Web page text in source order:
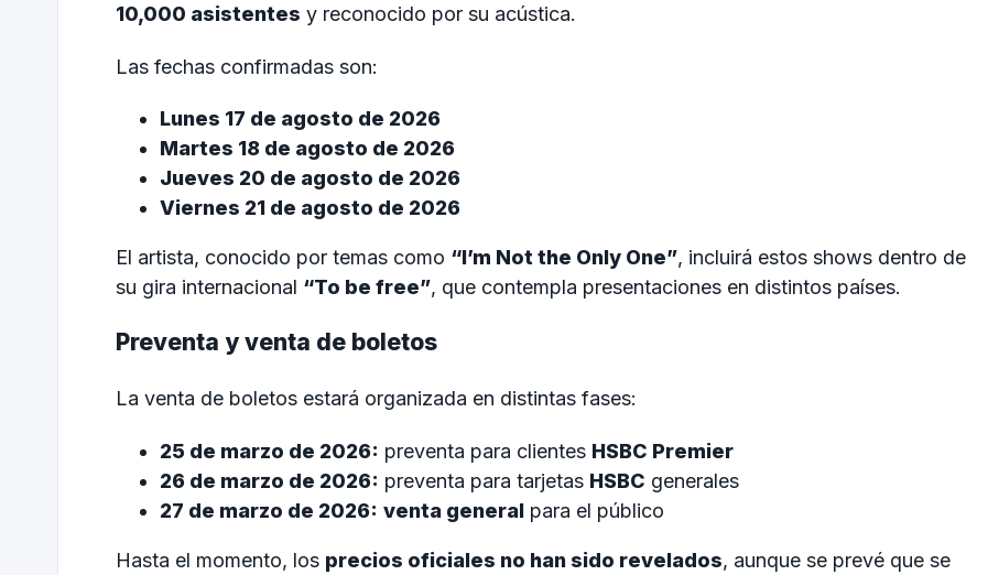
10,000 asistentes y reconocido por su acústica.
Las fechas confirmadas son:
Lunes 17 de agosto de 2026
Martes 18 de agosto de 2026
Jueves 20 de agosto de 2026
Viernes 21 de agosto de 2026
El artista, conocido por temas como “I’m Not the Only One”, incluirá estos shows dentro de
su gira internacional “To be free”, que contempla presentaciones en distintos países.
Preventa y venta de boletos
La venta de boletos estará organizada en distintas fases:
25 de marzo de 2026: preventa para clientes HSBC Premier
26 de marzo de 2026: preventa para tarjetas HSBC generales
27 de marzo de 2026: venta general para el público
Hasta el momento, los precios oficiales no han sido revelados, aunque se prevé que se